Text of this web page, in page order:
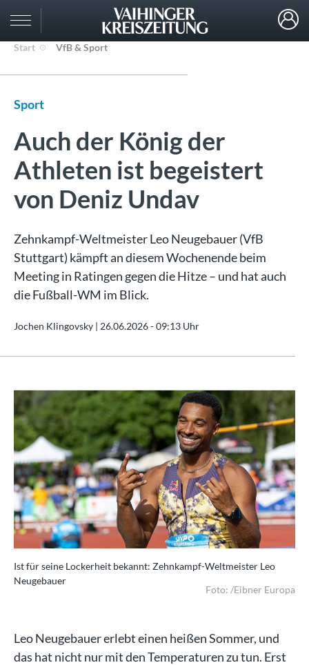
Start VfB & Sport
Sport
Auch der König der
Athleten ist begeistert
von Deniz Undav
Zehnkampf-Weltmeister Leo Neugebauer (VfB
Stuttgart) kämpft an diesem Wochenende beim
Meeting in Ratingen gegen die Hitze – und hat auch
die Fußball-WM im Blick.
Jochen Klingovsky | 26.06.2026 - 09:13 Uhr
Ist für seine Lockerheit bekannt: Zehnkampf-Weltmeister Leo
Neugebauer
Foto: /Eibner Europa
Leo Neugebauer erlebt einen heißen Sommer, und
das hat nicht nur mit den Temperaturen zu tun. Erst